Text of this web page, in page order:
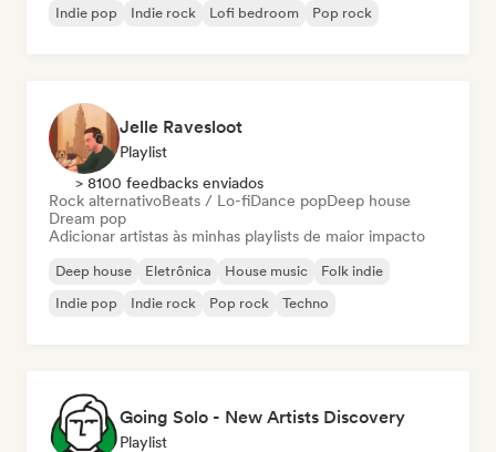
Indie pop
Indie rock Lofi bedroom Pop rock
Jelle Ravesloot
Playlist
> 8100 feedbacks enviados
Rock alternativoBeats / Lo-fiDance popDeep house
Dream pop
Adicionar artistas às minhas playlists de maior impacto
Deep house Eletrônica House music
Folk indie
Indie pop
Indie rock Pop rock Techno
Going Solo - New Artists Discovery
Playlist